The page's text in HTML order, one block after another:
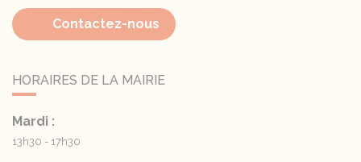
Contactez-nous
HORAIRES DE LA MAIRIE
Mardi :
13h30 - 17h30